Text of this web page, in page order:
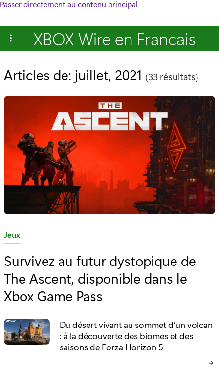
Passer directement au contenu principal
XBOX Wire en Francais
Articles de: juillet, 2021 (33 résultats)
C
t
é
g
o
i
e
Jeux
Survivez au futur dystopique de
The Ascent, disponible dans le
Xbox Game Pass
Du désert vivant au sommet d’un volcan
: à la découverte des biomes et des
saisons de Forza Horizon 5